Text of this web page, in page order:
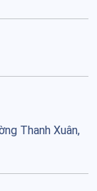
Thanh Xuân,